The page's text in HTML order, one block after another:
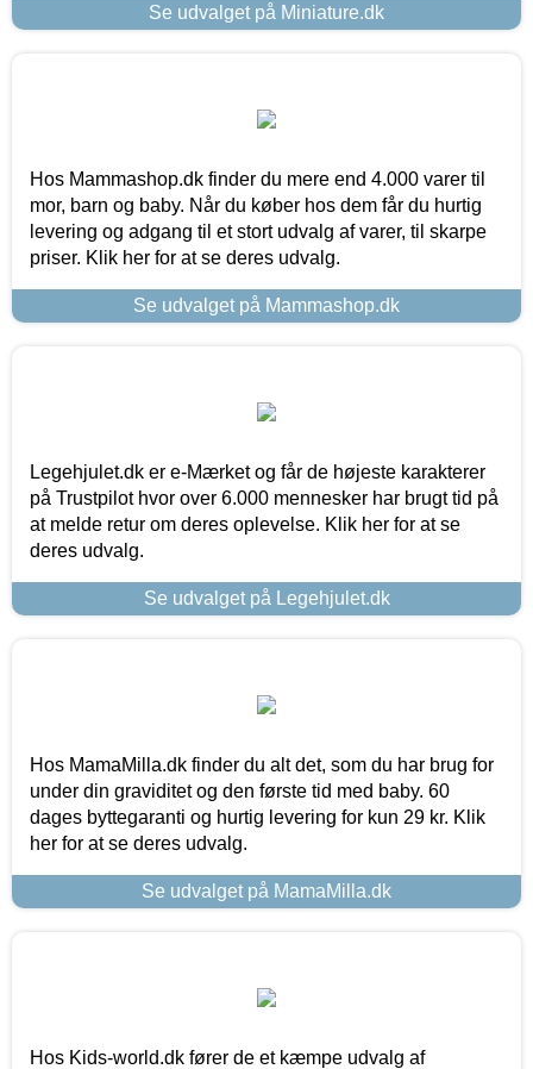
Se udvalget på Miniature.dk
Hos Mammashop.dk finder du mere end 4.000 varer til
mor, barn og baby. Når du køber hos dem får du hurtig
levering og adgang til et stort udvalg af varer, til skarpe
priser. Klik her for at se deres udvalg.
Se udvalget på Mammashop.dk
Legehjulet.dk er e-Mærket og får de højeste karakterer
på Trustpilot hvor over 6.000 mennesker har brugt tid på
at melde retur om deres oplevelse. Klik her for at se
deres udvalg.
Se udvalget på Legehjulet.dk
Hos MamaMilla.dk finder du alt det, som du har brug for
under din graviditet og den første tid med baby. 60
dages byttegaranti og hurtig levering for kun 29 kr. Klik
her for at se deres udvalg.
Se udvalget på MamaMilla.dk
Hos Kids-world.dk fører de et kæmpe udvalg af